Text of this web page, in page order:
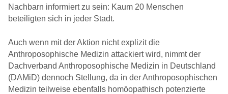
Nachbarn informiert zu sein: Kaum 20 Menschen
beteiligten sich in jeder Stadt.
Auch wenn mit der Aktion nicht explizit die
Anthroposophische Medizin attackiert wird, nimmt der
Dachverband Anthroposophische Medizin in Deutschland
(DAMiD) dennoch Stellung, da in der Anthroposophischen
Medizin teilweise ebenfalls homöopathisch potenzierte